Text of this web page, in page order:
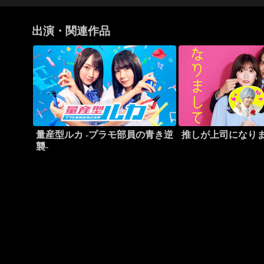
出演・関連作品
量産型ルカ -プラモ部員の青き逆
襲-
推しが上司になり